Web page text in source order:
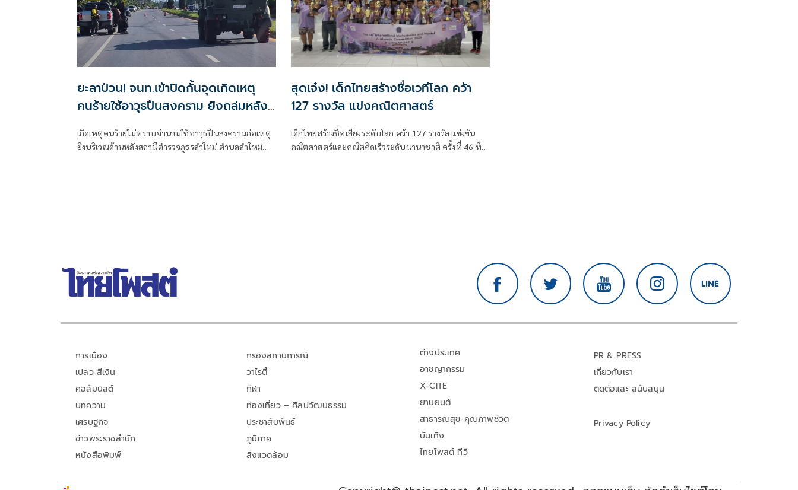
ยะลาป่วน! จนท.เข้าปิดกั้นจุดเกิดเหตุ
คนร้ายใช้อาวุธปืนสงคราม ยิงถล่มหลัง
เกิดเหตุคนร้ายไม่ทราบจำนวนใช้อาวุธปืนสงครามก่อเหตุ
ยิงบริเวณด้านหลังสถานีตำรวจภูธรลำใหม่ ตำบลลำใหม่
สุดเจ๋ง! เด็กไทยสร้างชื่อเวทีโลก คว้า
127 รางวัล แข่งคณิตศาสตร์
เด็กไทยสร้างชื่อเสียงระดับโลก คว้า 127 รางวัล แข่งขัน
คณิตศาสตร์และคณิตคิดเร็วระดับนานาชาติ ครั้งที่ 46 ที่
การเมือง
เปลว สีเงิน
คอลัมนิสต์
บทความ
เศรษฐกิจ
ข่าวพระราชสำนัก
หนังสือพิมพ์
กรองสถานการณ์
วาไรตี้
กีฬา
ท่องเที่ยว – ศิลปวัฒนธรรม
ประชาสัมพันธ์
ภูมิภาค
สิ่งแวดล้อม
ต่างประเทศ
อาชญากรรม
X-CITE
ยานยนต์
สาธารณสุข-คุณภาพชีวิต
บันเทิง
ไทยโพสต์ ทีวี
PR & PRESS
เกี่ยวกับเรา
ติดต่อและ สนับสนุน
Privacy Policy